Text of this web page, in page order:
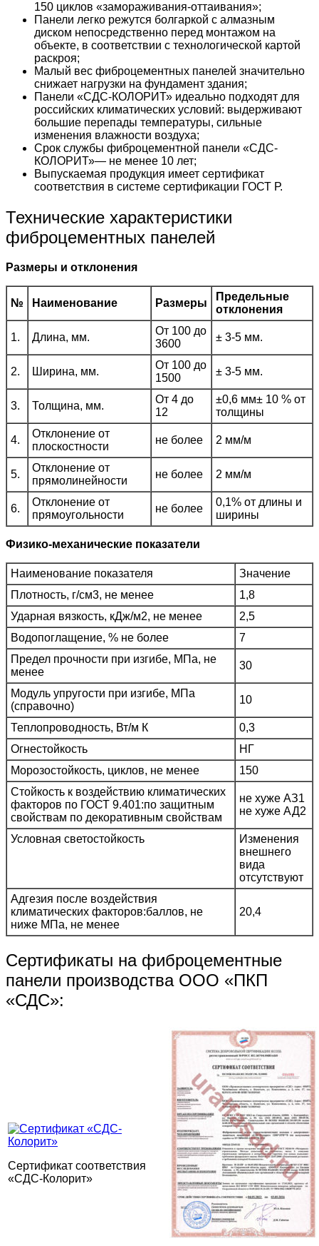
150 циклов «замораживания-оттаивания»;
Панели легко режутся болгаркой с алмазным
диском непосредственно перед монтажом на
объекте, в соответствии с технологической картой
раскроя;
Малый вес фиброцементных панелей значительно
снижает нагрузки на фундамент здания;
Панели «СДС-КОЛОРИТ» идеально подходят для
российских климатических условий: выдерживают
большие перепады температуры, сильные
изменения влажности воздуха;
Срок службы фиброцементной панели «СДС-
КОЛОРИТ»— не менее 10 лет;
Выпускаемая продукция имеет сертификат
соответствия в системе сертификации ГОСТ Р.
Технические характеристики
фиброцементных панелей
Размеры и отклонения
№ Наименование Размеры
Предельные
отклонения
1. Длина, мм.
От 100 до
3600
± 3-5 мм.
2. Ширина, мм.
От 100 до
1500
± 3-5 мм.
3. Толщина, мм.
От 4 до
12
±0,6 мм± 10 % от
толщины
4.
Отклонение от
плоскостности
не более 2 мм/м
5.
Отклонение от
прямолинейности
не более 2 мм/м
6.
Отклонение от
прямоугольности
не более
0,1% от длины и
ширины
Физико-механические показатели
Наименование показателя
Значение
Плотность, г/см3, не менее
1,8
Ударная вязкость, кДж/м2, не менее
2,5
Водопоглащение, % не более
7
Предел прочности при изгибе, МПа, не
менее
30
Модуль упругости при изгибе, МПа
(справочно)
10
Теплопроводность, Вт/м К
0,3
Огнестойкость
НГ
Морозостойкость, циклов, не менее
150
Стойкость к воздействию климатических
факторов по ГОСТ 9.401:по защитным
свойствам по декоративным свойствам
не хуже АЗ1
не хуже АД2
Условная светостойкость
Изменения
внешнего
вида
отсутствуют
Адгезия после воздействия
климатических факторов:баллов, не
ниже МПа, не менее
20,4
Сертификаты на фиброцементные
панели производства ООО «ПКП
«СДС»:
Сертификат соответствия
«СДС-Колорит»